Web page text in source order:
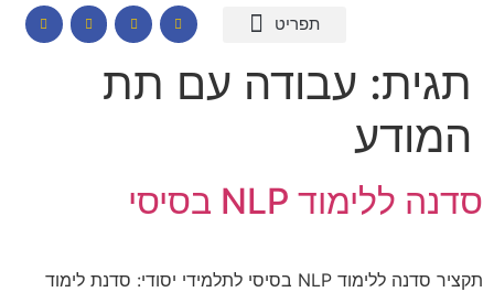
תגית: עבודה עם תת
המודע
סדנה ללימוד NLP בסיסי
תקציר סדנה ללימוד NLP בסיסי לתלמידי יסודי: סדנת לימוד